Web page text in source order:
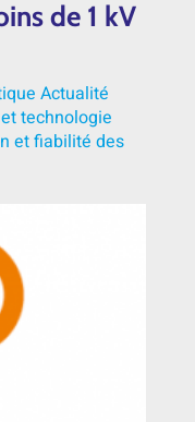
de 1 kV
Actualité
technologie
et fiabilité des